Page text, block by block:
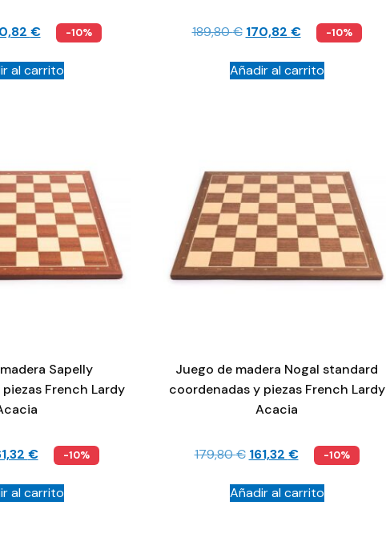
€ -10%
al carrito
189,80€ 170,82 € -10%
Añadir al carrito
Sapelly
French Lardy
€ -10%
al carrito
Juego de madera Nogal standard
coordenadas y piezas French Lardy
Acacia
179,80€ 161,32 € -10%
Añadir al carrito